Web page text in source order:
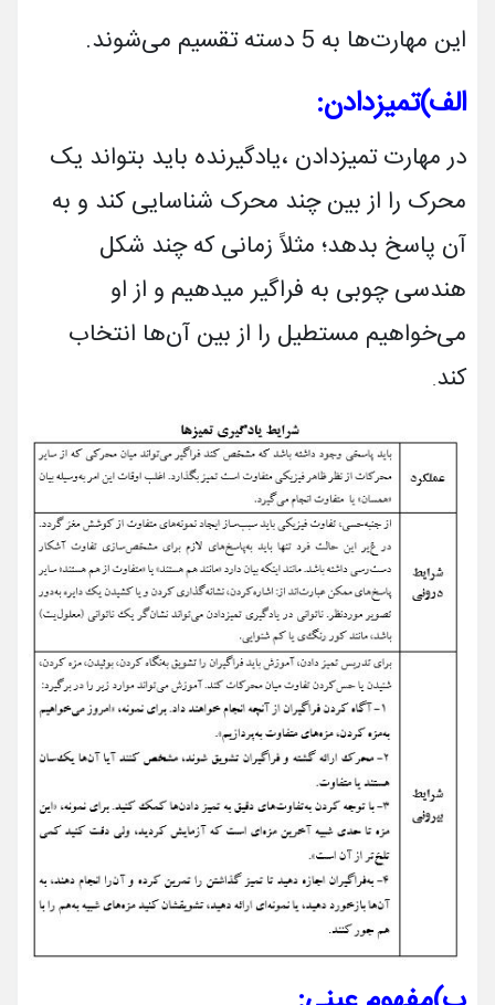
این مهارت‌ها به 5 دسته تقسیم می­‌شوند.
الف)تمیزدادن:
در مهارت تمیزدادن ،یادگیرنده باید بتواند یک
محرک را از بین چند محرک شناسایی کند و به
آن پاسخ بدهد؛ مثلاً زمانی که چند شکل
هندسی چوبی به فراگیر می­دهیم و از او
می‌خواهیم مستطیل را از بین آن‌ها انتخاب
کند.